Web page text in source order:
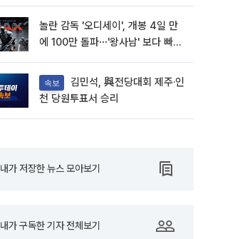
놀란 감독 '오디세이', 개봉 4일 만
에 100만 돌파⋯'왕사남' 보다 빠르
속보
천 당원투표서 승리
내가 저장한 뉴스 모아보기
내가 구독한 기자 전체보기